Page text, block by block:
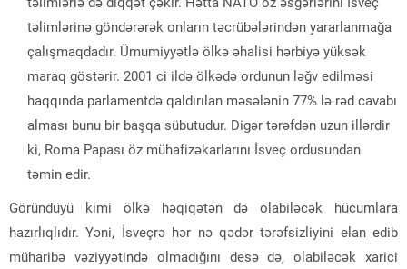
təlimlərinə göndərərək onların təcrübələrindən yararlanmağa
çalışmaqdadır. Ümumiyyətlə ölkə əhalisi hərbiyə yüksək
maraq göstərir. 2001 ci ildə ölkədə ordunun ləğv edilməsi
haqqında parlamentdə qaldırılan məsələnin 77% lə rəd cavabı
alması bunu bir başqa sübutudur. Digər tərəfdən uzun illərdir
ki, Roma Papası öz mühafizəkarlarını İsveç ordusundan
təmin edir.
Göründüyü kimi ölkə həqiqətən də olabiləcək hücumlara
hazırlıqlıdır. Yəni, İsveçrə hər nə qədər tərəfsizliyini elan edib
müharibə vəziyyətində olmadığını desə də, olabiləcək xarici